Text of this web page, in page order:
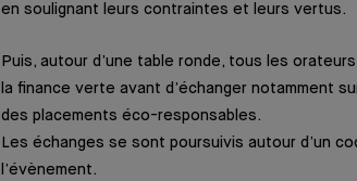
en soulignant leurs contraintes et leurs vertus.
Puis, autour d’une table ronde, tous les
la finance verte avant d’échanger notamment
des placements éco-responsables.
Les échanges se sont poursuivis autour d’un
l’évènement.